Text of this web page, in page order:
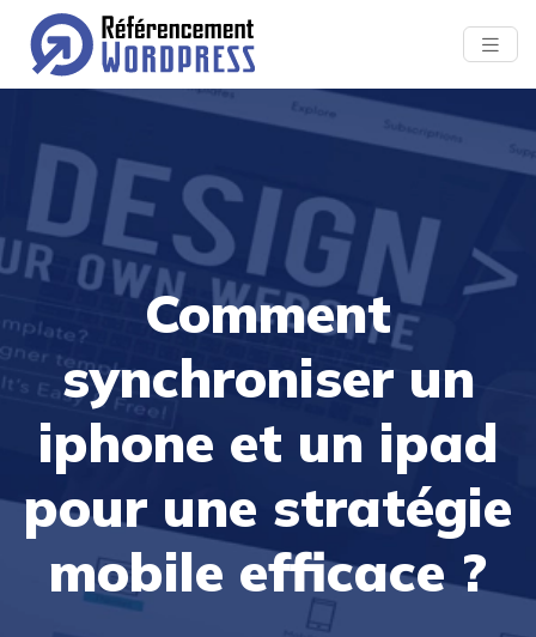
Comment
synchroniser un
iphone et un ipad
pour une stratégie
mobile efficace ?